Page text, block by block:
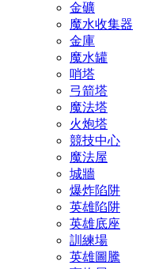
金礦
魔水收集器
金庫
魔水罐
哨塔
弓箭塔
魔法塔
火炮塔
競技中心
魔法屋
城牆
爆炸陷阱
英雄陷阱
英雄底座
訓練場
英雄圖騰